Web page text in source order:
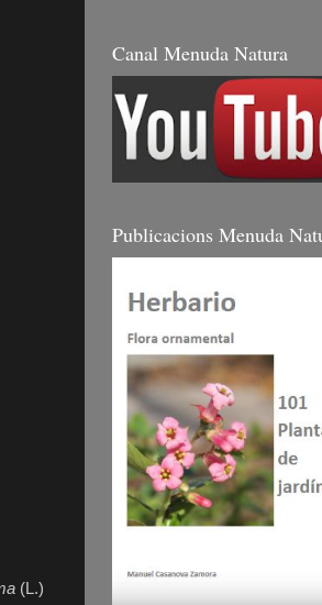
(L.)
Canal Menuda Natura
Publicacions Menuda